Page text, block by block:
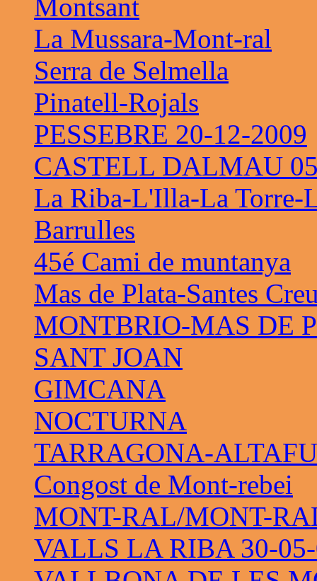
Montsant
La Mussara-Mont-ral
Serra de Selmella
Pinatell-Rojals
PESSEBRE 20-12-2009
CASTELL DALMAU
La Riba-L'Illa-La Torre-
Barrulles
45é Cami de muntanya
Mas de Plata-Santes
MONTBRIO-MAS DE
SANT JOAN
GIMCANA
NOCTURNA
TARRAGONA-
Congost de Mont-rebei
MONT-RAL/MONT-
VALLS LA RIBA 30-